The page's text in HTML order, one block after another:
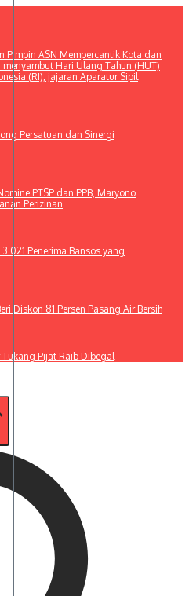
Pimpin ASN Mempercantik Kota dan
Hari Ulang Tahun (HUT)
(RI), jajaran Aparatur Sipil
Persatuan dan Sinergi
PTSP dan PPB, Maryono
Perizinan
Penerima Bansos yang
Diskon 81 Persen Pasang Air Bersih
Pijat Raib Dibegal